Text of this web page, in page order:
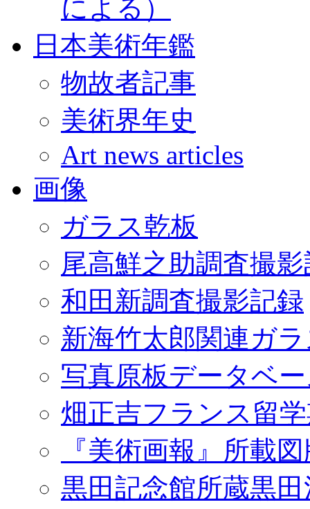
による）
日本美術年鑑
物故者記事
美術界年史
Art news articles
画像
ガラス乾板
尾高鮮之助調査撮
和田新調査撮影記録
新海竹太郎関連ガ
写真原板データベ
畑正吉フランス留
『美術画報』所載
黒田記念館所蔵黒